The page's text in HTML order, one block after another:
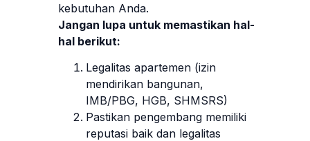
kebutuhan Anda.
Jangan lupa untuk memastikan hal-
hal berikut:
Legalitas apartemen (izin
mendirikan bangunan,
IMB/PBG, HGB, SHMSRS)
Pastikan pengembang memiliki
reputasi baik dan legalitas